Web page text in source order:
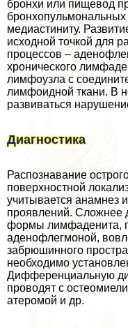
бронхи или пищевод
медиастиниту.
исходной точкой для
процессов –
хронического
лимфоузла с
лимфоидной ткани. В
развиваться
Диагностика
Распознавание
поверхностной
учитывается анамнез
проявлений. Сложнее
формы лимфаденита,
аденофлегмоной,
забрюшинного
необходимо
Дифференциальную
проводят с
атеромой и др.